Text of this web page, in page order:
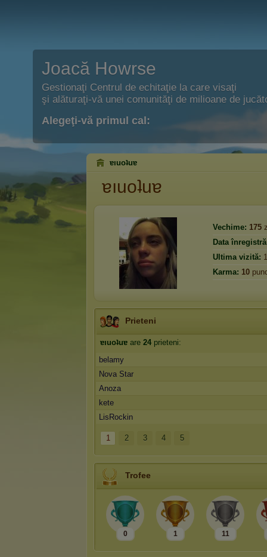
Joacă Howrse
Gestionaţi Centrul de echitaţie la care visaţi
şi alăturaţi-vă unei comunităţi de milioane de
Alegeţi-vă primul cal:
ɐıuoʇuɐ
ɐıuoʇuɐ
Vechime: 175
Data
Ultima vizită:
Karma: 10
Prieteni
ɐıuoʇuɐ are 24 prieteni:
belamy
Nova Star
Anoza
kete
LisRockin
1 2 3 4 5
Trofee
0 1 11